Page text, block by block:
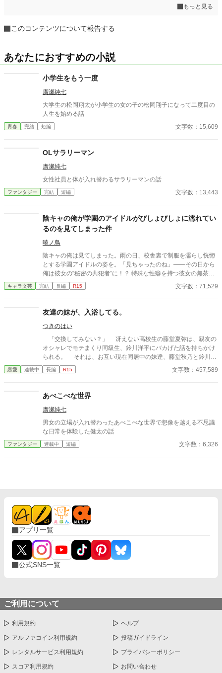
もっと見る
このコンテンツについて報告する
あなたにおすすめの小説
小学生をもう一度
廣瀬純七
大学生の松岡翔太が小学生の女の子の松岡翔子になって二度目の
人生を始める話
青春 完結 短編 文字数：15,609
OLサラリーマン
廣瀬純七
女性社員と体が入れ替わるサラリーマンの話
ファンタジー 完結 短編 文字数：13,443
陰キャの俺が学園のアイドルがびしょびしょに濡れてい
るのを見てしまった件
暁ノ鳥
陰キャの俺は見てしまった。雨の日、校舎裏で制服を濡らし恍惚
とする学園アイドルの姿を。「見ちゃったのね」――その日から
俺は彼女の“秘密の共犯者”に！？ 特殊な性癖を持つ彼女の無茶な
「実験」に振り回され、身も心も支配される日々の始まり。二人
の禁断の関係の行方は？。二人の禁断の関係が今、始まる！
キャラ文芸 完結 長編 R15 文字数：71,529
友達の妹が、入浴してる。
つきのはい
「交換してみない？」 冴えない高校生の藤堂夏弥は、親友の
オシャレでモテまくり同級生、鈴川洋平にバカげた話を持ちかけ
られる。 それは、お互い現在同居中の妹達、藤堂秋乃と鈴川美
咲を交換して生活しようというものだった。 鈴川美咲は、美男
子の洋平に勝るとも劣らない美少女なのだけれど、男子に嫌悪感
と冷めがちな女子の距離感が、二人暮らしのなかで徐々に変わっ
ていく。 そんなラブコメディです。
恋愛 連載中 長編 R15 文字数：457,589
あべこべな世界
廣瀬純七
男女の立場が入れ替わったあべこべな世界で想像を越える不思議
な日常を体験した健太の話
ファンタジー 連載中 短編 文字数：6,326
アプリ一覧
公式SNS一覧
ご利用について
利用規約 ヘルプ
アルファコイン利用規約 投稿ガイドライン
レンタルサービス利用規約 プライバシーポリシー
スコア利用規約 お問い合わせ